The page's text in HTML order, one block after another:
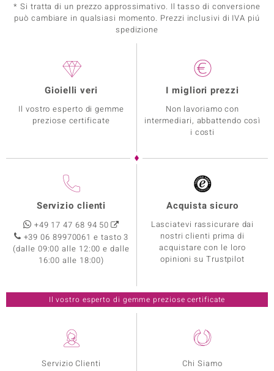
* Si tratta di un prezzo approssimativo. Il tasso di conversione
può cambiare in qualsiasi momento. Prezzi inclusivi di IVA piú
spedizione
Servizio Clienti
Chi Siamo
Gioielli veri
Il vostro esperto di gemme
preziose certificate
I migliori prezzi
Non lavoriamo con
intermediari, abbattendo così
i costi
Servizio clienti
+49 17 47 68 94 50
+39 06 89970061 e tasto 3
(dalle 09:00 alle 12:00 e dalle
16:00 alle 18:00)
Acquista sicuro
Lasciatevi rassicurare dai
nostri clienti prima di
acquistare con le loro
opinioni su Trustpilot
Il vostro esperto di gemme preziose certificate